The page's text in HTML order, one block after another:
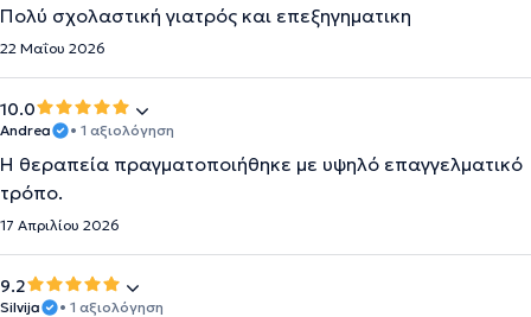
Πολύ σχολαστική γιατρός και επεξηγηματικη
22 Μαΐου 2026
10.0
Andrea • 1 αξιολόγηση
Η θεραπεία πραγματοποιήθηκε με υψηλό επαγγελματικό
τρόπο.
17 Απριλίου 2026
9.2
Silvija • 1 αξιολόγηση